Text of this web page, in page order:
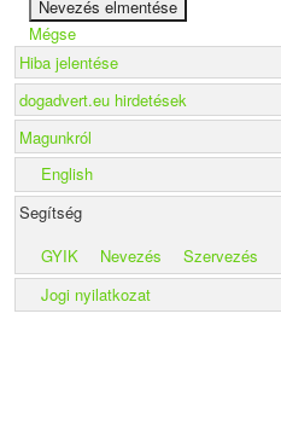
Mégse
Hiba jelentése
dogadvert.eu hirdetések
Magunkról
English
Segítség
GYIK
Nevezés
Szervezés
Jogi nyilatkozat